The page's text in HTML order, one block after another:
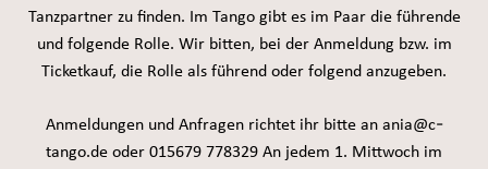
Tanzpartner zu finden. Im Tango gibt es im Paar die führende
und folgende Rolle. Wir bitten, bei der Anmeldung bzw. im
Ticketkauf, die Rolle als führend oder folgend anzugeben.
Anmeldungen und Anfragen richtet ihr bitte an ania@c-
tango.de oder 015679 778329 An jedem 1. Mittwoch im